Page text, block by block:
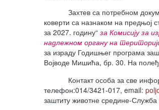
Захтев са потребном
коверти са назнаком на
за 2027. годину“ за Комисију за
надлежном органу на
за израду Годишњег програма
Војводе Мишића, бр. 30. На
Контакт особа за све
телефон:014/3421-017, email:
заштиту животне средине-